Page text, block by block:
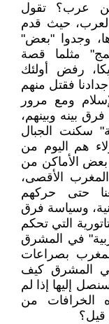
عرب؟ تقول
العرب، حيث قدم
وجدوا "بعض"
مثلما قصة
رفض أولئك
فقتل منهم
ومع مرور
فرق بينه وبينهم،
سكنت الجبال
هم اليوم من
بعض الأماكن من
الأقصى،
حتى حركهم
وسياسة فرق
التي تحكم
في المشرق
بصراعات
في المشرق كيف
إليها إذا لم
الخرافات من
قيل؟